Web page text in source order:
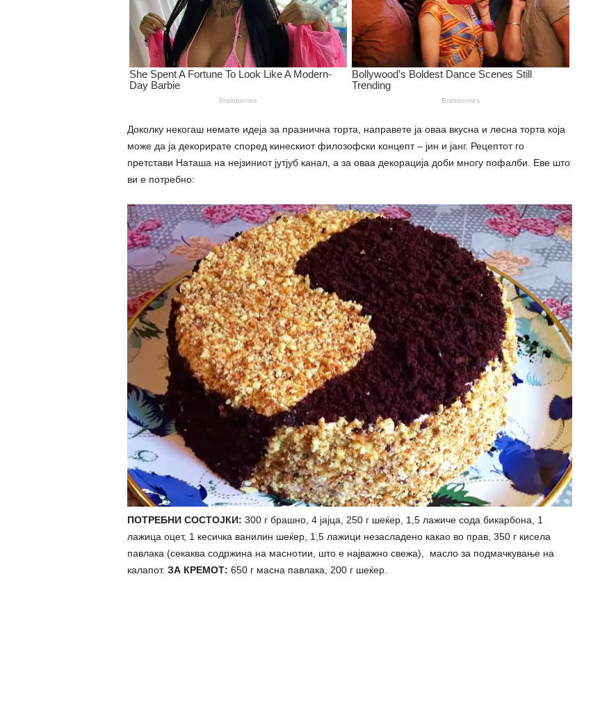
Доколку некогаш немате идеја за празнична торта, направете ја оваа вкусна и лесна торта која
може да ја декорирате според кинескиот филозофски концепт – јин и јанг. Рецептот го
претстави Наташа на нејзиниот јутјуб канал, а за оваа декорација доби многу пофалби. Еве што
ви е потребно:
ПОТРЕБНИ СОСТОЈКИ: 300 г брашно, 4 јајца, 250 г шеќер, 1,5 лажиче сода бикарбона, 1
лажица оцет, 1 кесичка ванилин шеќер, 1,5 лажици незасладено какао во прав, 350 г кисела
павлака (секаква содржина на маснотии, што е најважно свежа), масло за подмачкување на
калапот. ЗА КРЕМОТ: 650 г масна павлака, 200 г шеќер.